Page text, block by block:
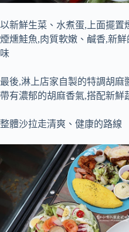
以新鮮生菜、水煮蛋,上面擺置
煙燻鮭魚,肉質軟嫩、鹹香,新
味
最後,淋上店家自製的特調胡麻
帶有濃郁的胡麻香氣,搭配新鮮
整體沙拉走清爽、健康的路線